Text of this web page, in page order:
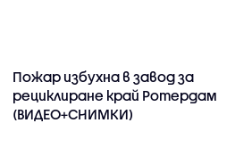
Пожар избухна в завод за
рециклиране край Ротердам
(ВИДЕО+СНИМКИ)